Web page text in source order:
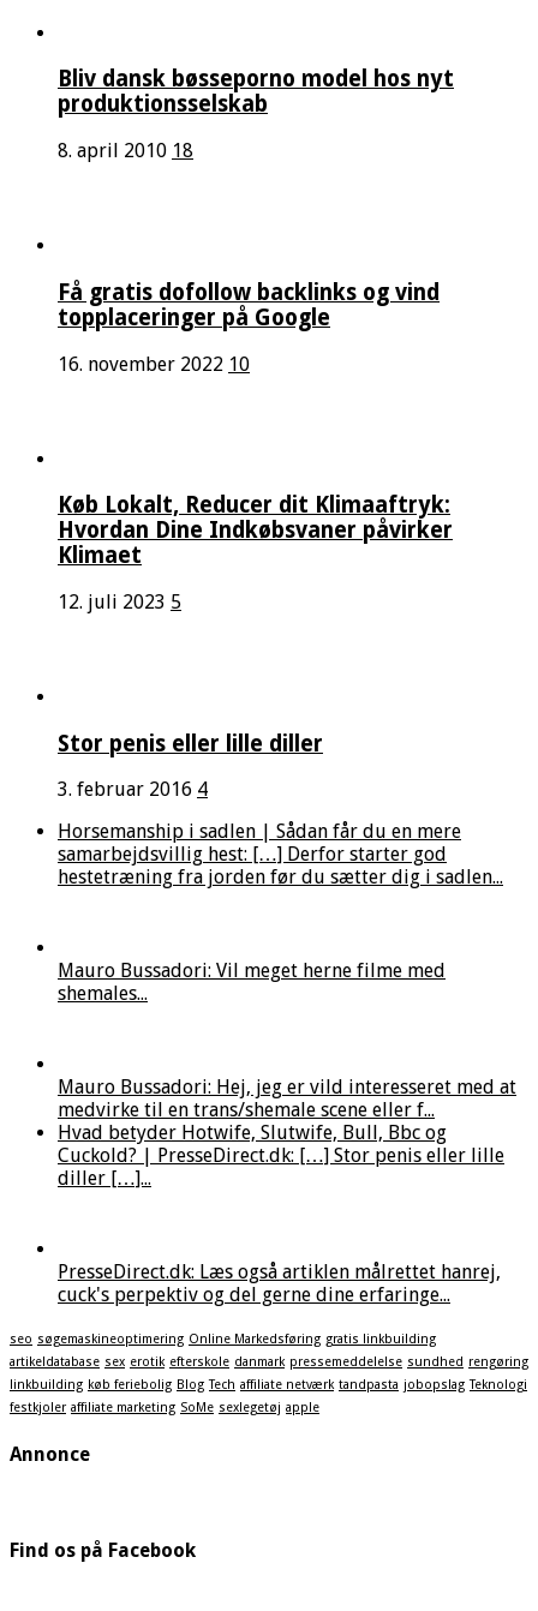
Bliv dansk bøsseporno model hos nyt
produktionsselskab
8. april 2010 18
Få gratis dofollow backlinks og vind
topplaceringer på Google
16. november 2022 10
Køb Lokalt, Reducer dit Klimaaftryk:
Hvordan Dine Indkøbsvaner påvirker
Klimaet
12. juli 2023 5
Stor penis eller lille diller
3. februar 2016 4
Horsemanship i sadlen | Sådan får du en mere
samarbejdsvillig hest: […] Derfor starter god
hestetræning fra jorden før du sætter dig i sadlen...
Mauro Bussadori: Vil meget herne filme med
shemales...
Mauro Bussadori: Hej, jeg er vild interesseret med at
medvirke til en trans/shemale scene eller f...
Hvad betyder Hotwife, Slutwife, Bull, Bbc og
Cuckold? | PresseDirect.dk: […] Stor penis eller lille
diller […]...
PresseDirect.dk: Læs også artiklen målrettet hanrej,
cuck's perpektiv og del gerne dine erfaringe...
seo søgemaskineoptimering Online Markedsføring gratis linkbuilding
artikeldatabase sex erotik efterskole danmark pressemeddelelse sundhed rengøring
linkbuilding køb feriebolig Blog Tech affiliate netværk tandpasta jobopslag Teknologi
festkjoler affiliate marketing SoMe sexlegetøj apple
Annonce
Find os på Facebook